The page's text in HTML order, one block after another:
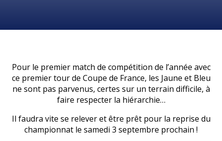
Pour le premier match de compétition de l’année avec
ce premier tour de Coupe de France, les Jaune et Bleu
ne sont pas parvenus, certes sur un terrain difficile, à
faire respecter la hiérarchie…
Il faudra vite se relever et être prêt pour la reprise du
championnat le samedi 3 septembre prochain !